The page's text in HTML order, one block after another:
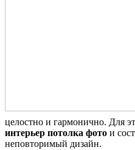
целостно и гармонично. Для
интерьер потолка фото и
неповторимый дизайн.